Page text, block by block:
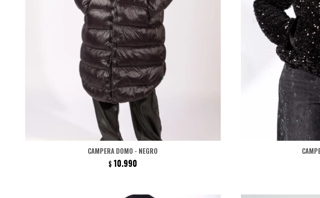
CAMPERA DOMO - NEGRO
$ 10.990